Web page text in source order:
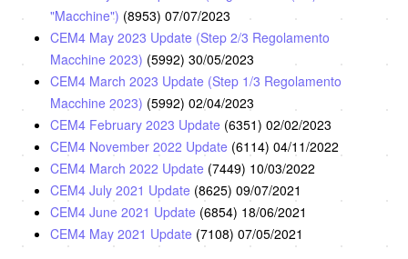
"Macchine") (8953) 07/07/2023
CEM4 May 2023 Update (Step 2/3 Regolamento
Macchine 2023) (5992) 30/05/2023
CEM4 March 2023 Update (Step 1/3 Regolamento
Macchine 2023) (5992) 02/04/2023
CEM4 February 2023 Update (6351) 02/02/2023
CEM4 November 2022 Update (6114) 04/11/2022
CEM4 March 2022 Update (7449) 10/03/2022
CEM4 July 2021 Update (8625) 09/07/2021
CEM4 June 2021 Update (6854) 18/06/2021
CEM4 May 2021 Update (7108) 07/05/2021